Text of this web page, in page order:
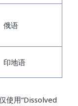
俄语
印地语
使用“Dissolved